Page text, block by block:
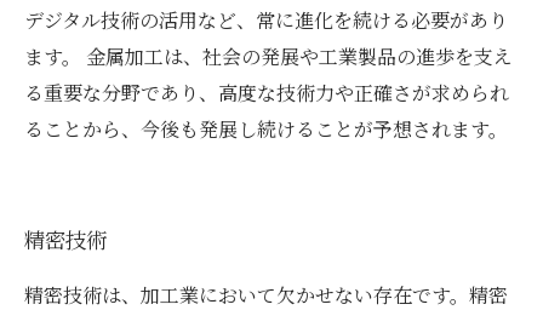
デジタル技術の活用など、常に進化を続ける必要があり
ます。 金属加工は、社会の発展や工業製品の進歩を支え
る重要な分野であり、高度な技術力や正確さが求められ
ることから、今後も発展し続けることが予想されます。
精密技術
精密技術は、加工業において欠かせない存在です。精密